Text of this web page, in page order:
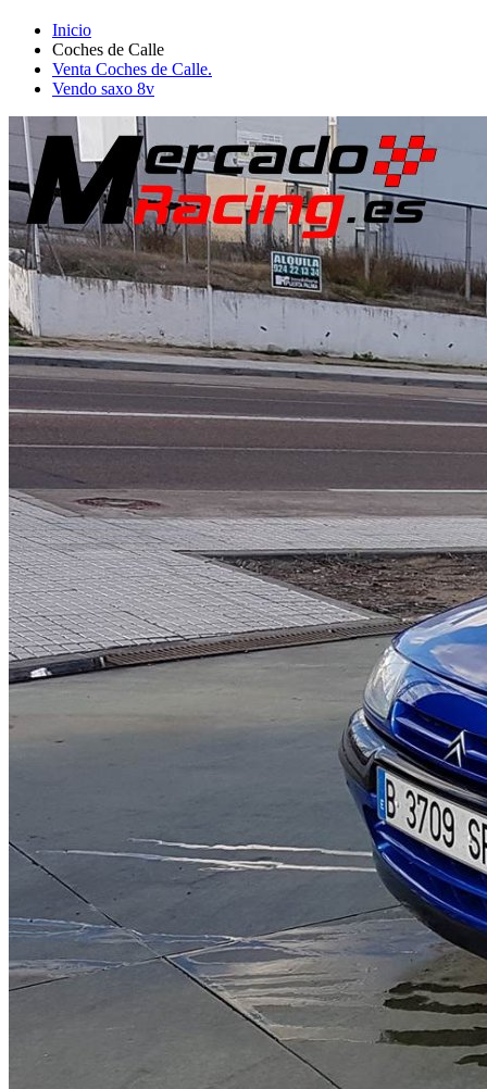
Inicio
Coches de Calle
Venta Coches de Calle.
Vendo saxo 8v